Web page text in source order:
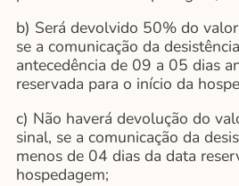
b) Será devolvido 50% do
se a comunicação da
antecedência de 09 a 05 dias
reservada para o início da
c) Não haverá devolução do
sinal, se a comunicação da
menos de 04 dias da data
hospedagem;